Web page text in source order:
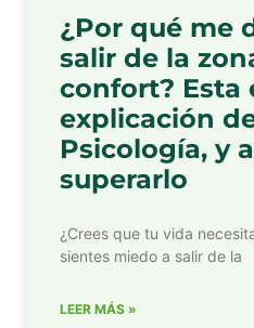
¿Por qué me
salir de la
confort? Esta
explicación
Psicología, y
superarlo
¿Crees que tu vida
sientes miedo a salir de la
LEER MÁS »